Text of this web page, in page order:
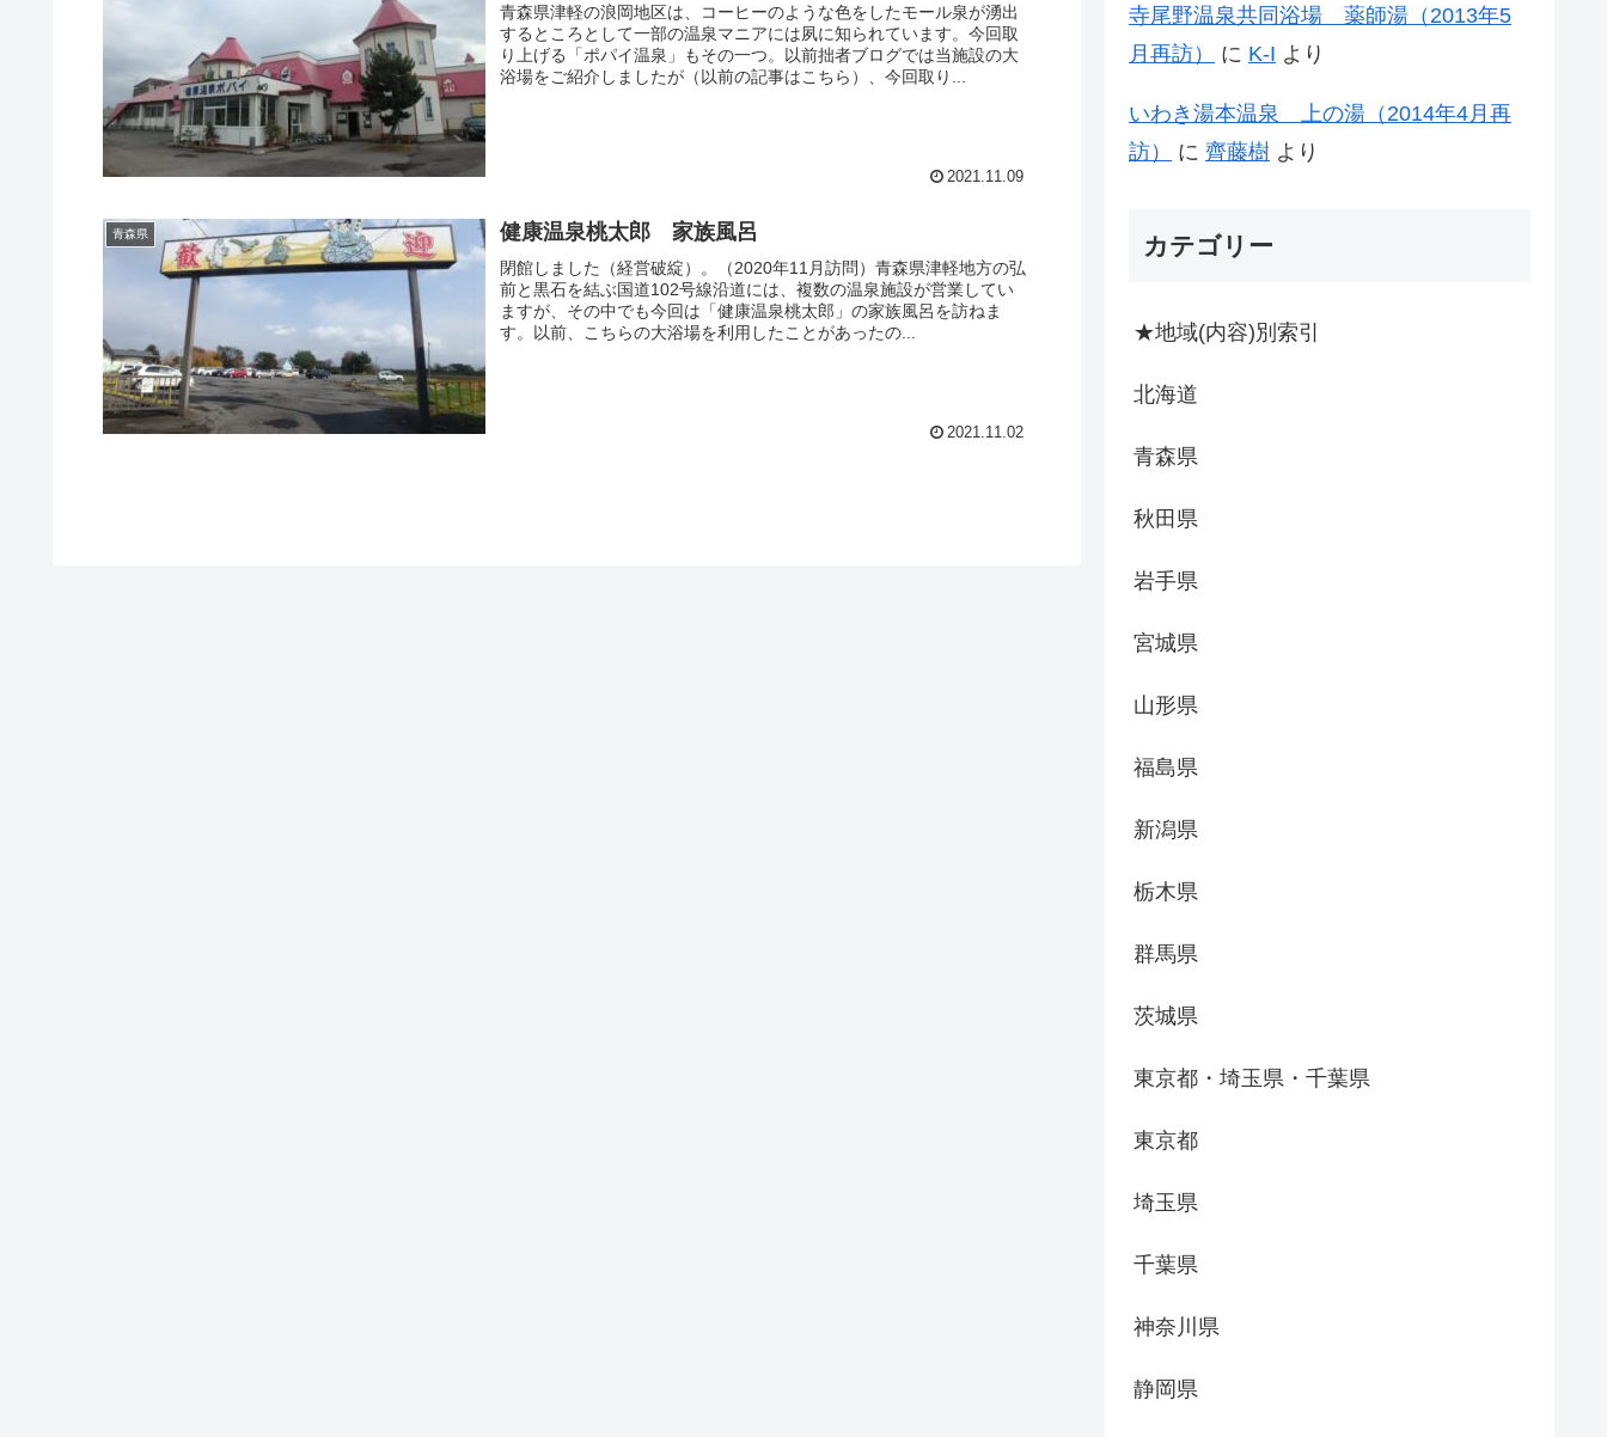
青森県津軽の浪岡地区は、コーヒーのような色をしたモール泉が湧出
するところとして一部の温泉マニアには夙に知られています。今回取
り上げる「ポパイ温泉」もその一つ。以前拙者ブログでは当施設の大
浴場をご紹介しましたが（以前の記事はこちら）、今回取り...
2021.11.09
青森県 健康温泉桃太郎 家族風呂
閉館しました（経営破綻）。（2020年11月訪問）青森県津軽地方の弘
前と黒石を結ぶ国道102号線沿道には、複数の温泉施設が営業してい
ますが、その中でも今回は「健康温泉桃太郎」の家族風呂を訪ねま
す。以前、こちらの大浴場を利用したことがあったの...
2021.11.02
寺尾野温泉共同浴場 薬師湯（2013年5
月再訪）
に K-I より
いわき湯本温泉 上の湯（2014年4月再
訪）
に 齊藤樹 より
カテゴリー
★地域(内容)別索引
北海道
青森県
秋田県
岩手県
宮城県
山形県
福島県
新潟県
栃木県
群馬県
茨城県
東京都・埼玉県・千葉県
東京都
埼玉県
千葉県
神奈川県
静岡県